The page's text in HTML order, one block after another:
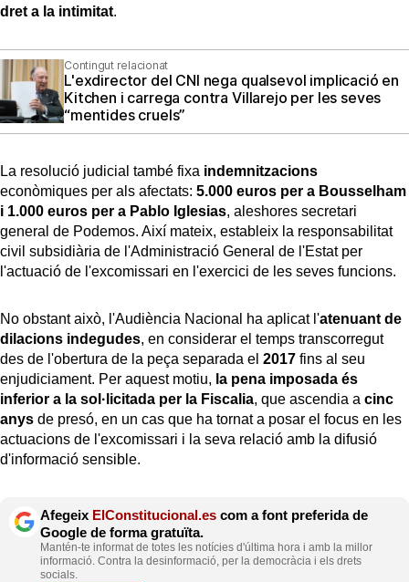
dret a la intimitat.
Contingut relacionat
L'exdirector del CNI nega qualsevol implicació en
Kitchen i carrega contra Villarejo per les seves
“mentides cruels”
La resolució judicial també fixa indemnitzacions
econòmiques per als afectats: 5.000 euros per a Bousselham
i 1.000 euros per a Pablo Iglesias, aleshores secretari
general de Podemos. Així mateix, estableix la responsabilitat
civil subsidiària de l'Administració General de l'Estat per
l'actuació de l'excomissari en l'exercici de les seves funcions.
No obstant això, l'Audiència Nacional ha aplicat l'atenuant de
dilacions indegudes, en considerar el temps transcorregut
des de l'obertura de la peça separada el 2017 fins al seu
enjudiciament. Per aquest motiu, la pena imposada és
inferior a la sol·licitada per la Fiscalia, que ascendia a cinc
anys de presó, en un cas que ha tornat a posar el focus en les
actuacions de l'excomissari i la seva relació amb la difusió
d'informació sensible.
Afegeix ElConstitucional.es com a font preferida de
Google de forma gratuïta.
Mantén-te informat de totes les notícies d'última hora i amb la millor
informació. Contra la desinformació, per la democràcia i els drets
socials.